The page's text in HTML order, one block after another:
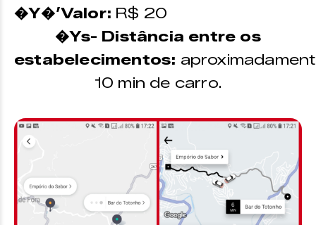
�Y�’Valor: R$ 20
�Ys- Distância entre os
estabelecimentos:
10 min de carro.